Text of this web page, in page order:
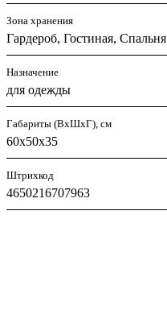
Зона хранения
Гардероб, Гостиная, Спальня
Назначение
для одежды
Габариты (ВхШхГ), см
60х50х35
Штрихкод
4650216707963